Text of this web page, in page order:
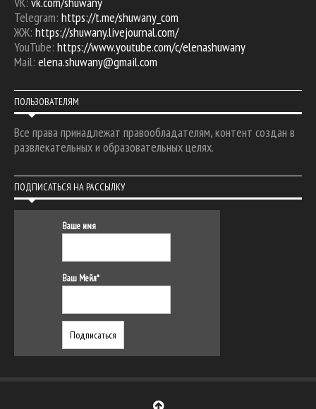
Telegram: https://t.me/shuwany_com
ЖЖ: https://shuwany.livejournal.com/
YouTube: https://www.youtube.com/c/elenashuwany
Mail: elena.shuwany@gmail.com
ПОЛЬЗОВАТЕЛЯМ
Все права принадлежат правообладателям, контент создан в
развлекательных и образовательных целях.
ПОДПИСАТЬСЯ НА РАССЫЛКУ
Ваше имя
Ваш Мейл*